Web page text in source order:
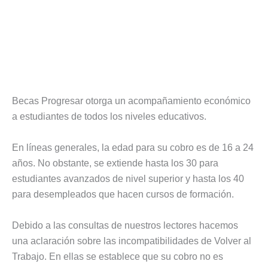
Becas Progresar otorga un acompañamiento económico
a estudiantes de todos los niveles educativos.
En líneas generales, la edad para su cobro es de 16 a 24
años. No obstante, se extiende hasta los 30 para
estudiantes avanzados de nivel superior y hasta los 40
para desempleados que hacen cursos de formación.
Debido a las consultas de nuestros lectores hacemos
una aclaración sobre las incompatibilidades de Volver al
Trabajo. En ellas se establece que su cobro no es